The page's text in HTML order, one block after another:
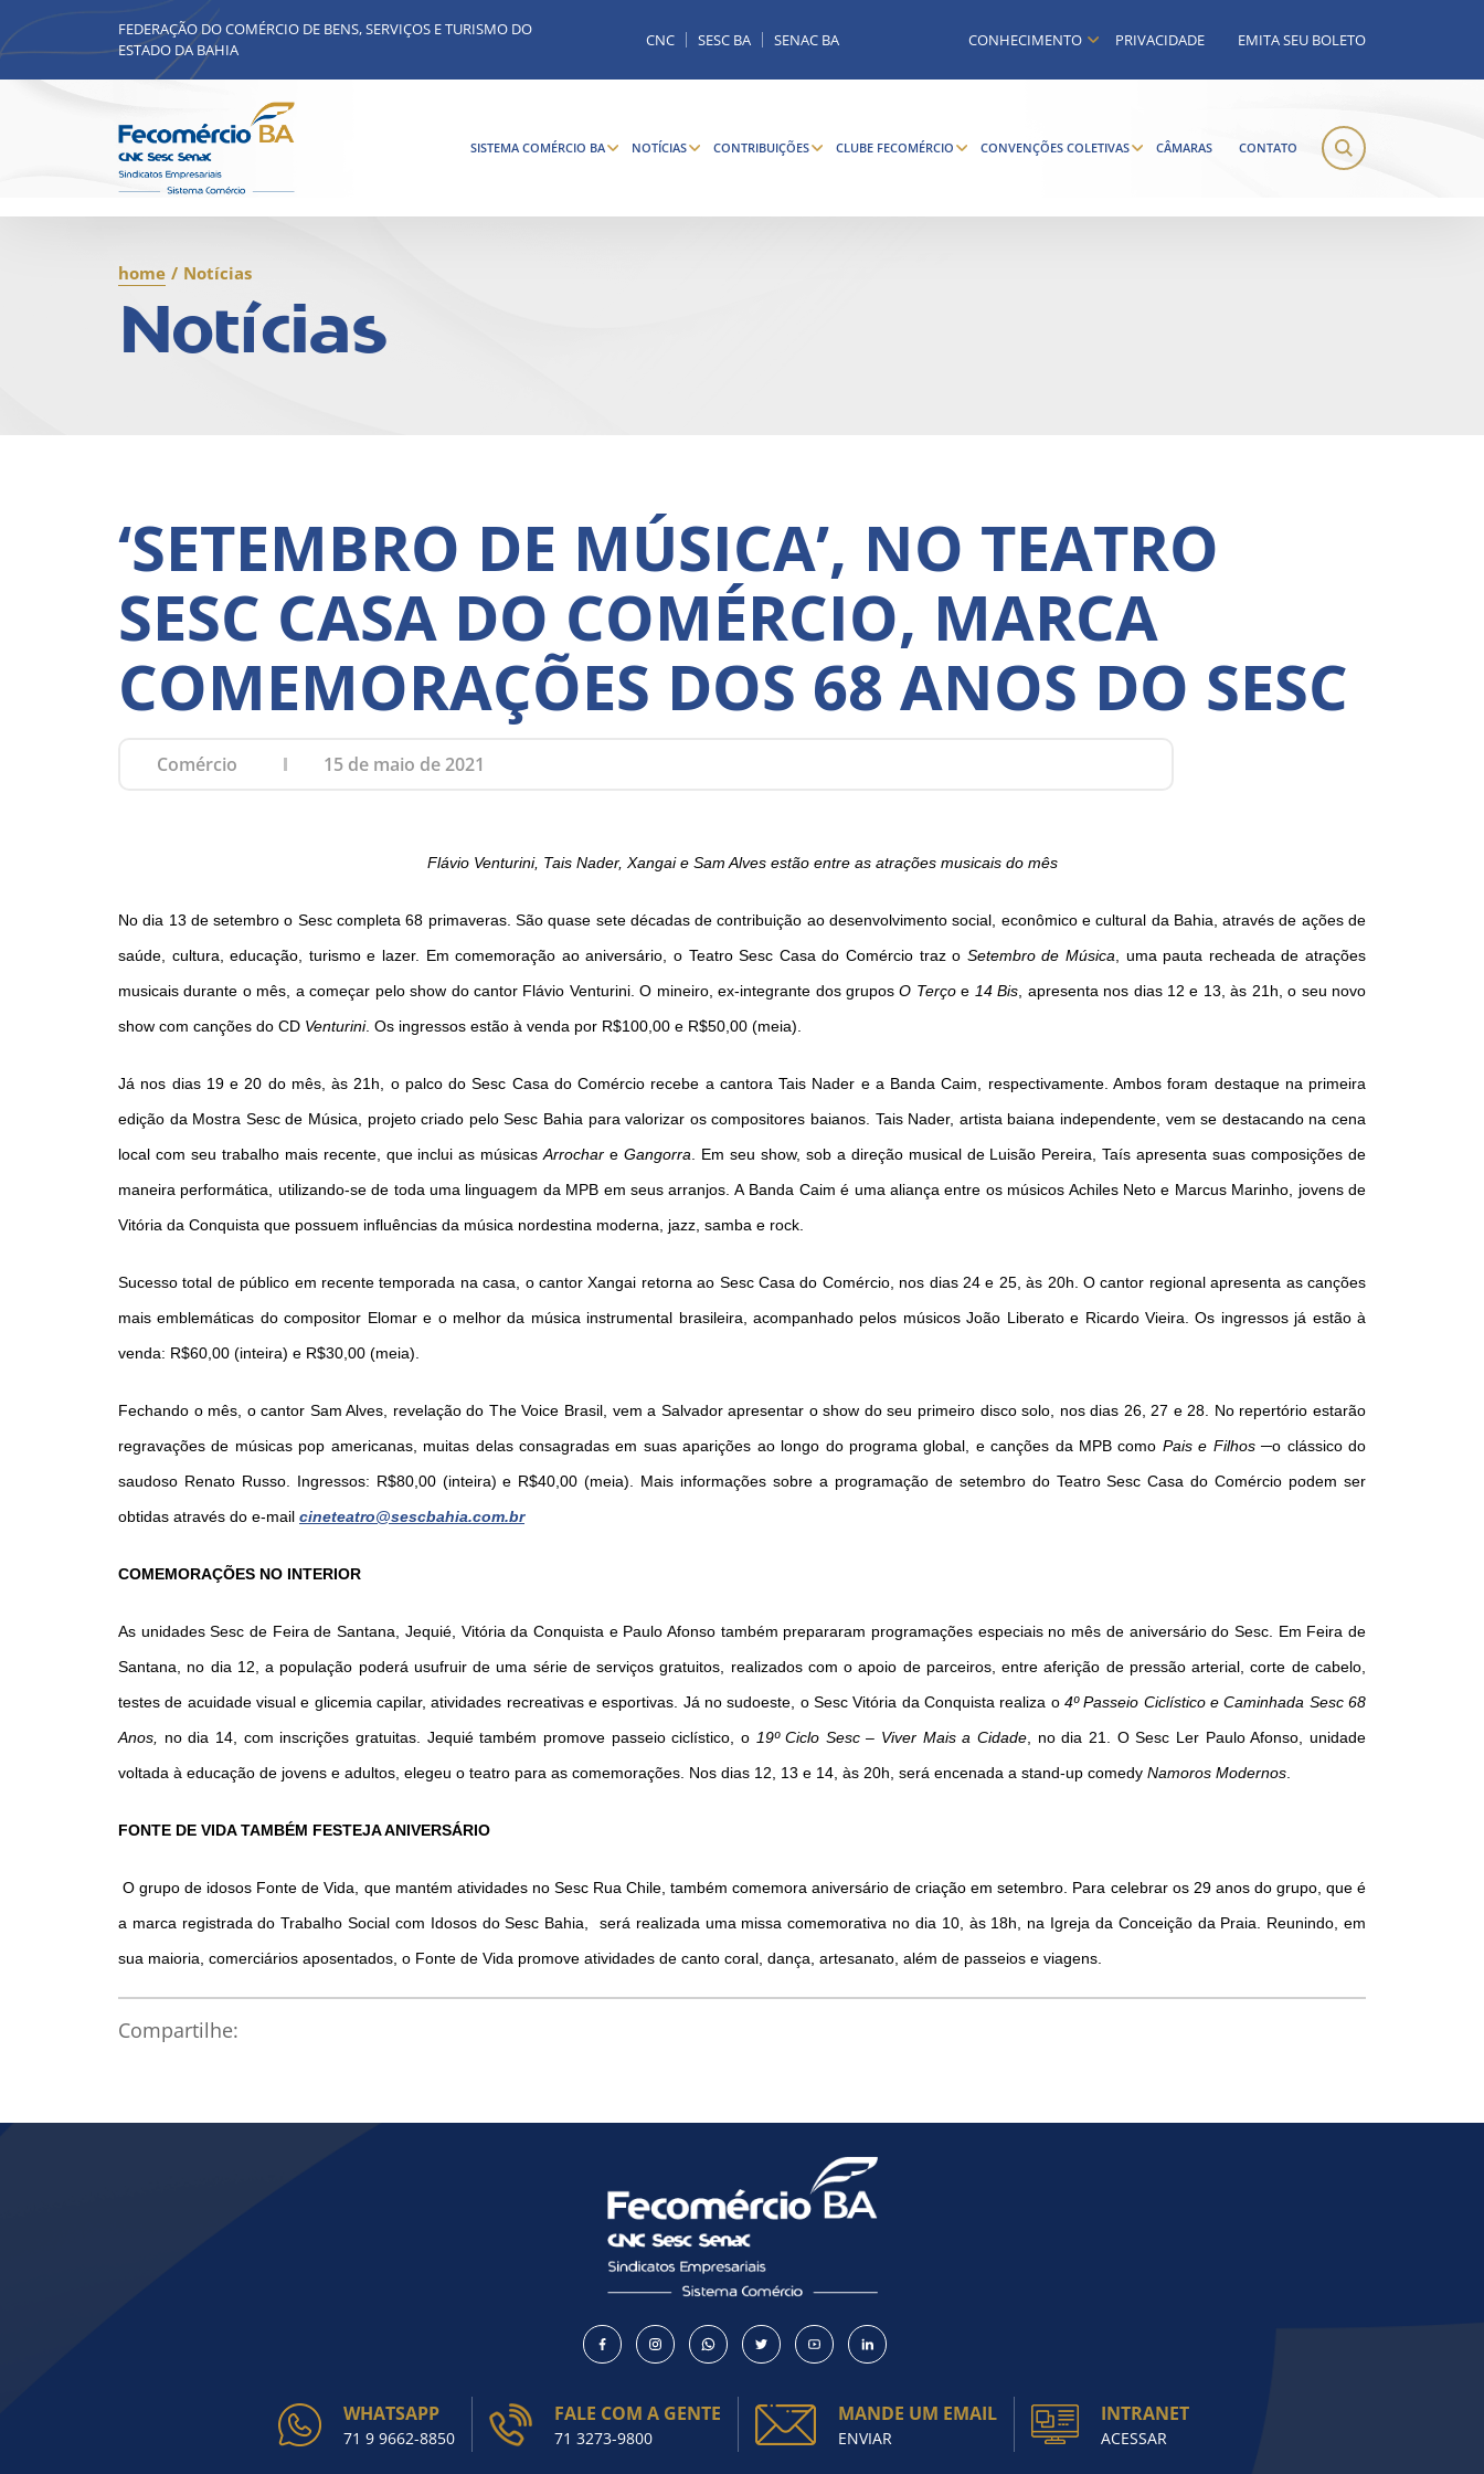
FEDERAÇÃO DO COMÉRCIO DE BENS, SERVIÇOS E TURISMO DO
ESTADO DA BAHIA
CNC SESC BA SENAC BA CONHECIMENTO PRIVACIDADE EMITA SEU BOLETO
SISTEMA COMÉRCIO BA NOTÍCIAS CONTRIBUIÇÕES CLUBE FECOMÉRCIO CONVENÇÕES COLETIVAS CÂMARAS CONTATO
home / Notícias
Notícias
‘SETEMBRO DE MÚSICA’, NO TEATRO
SESC CASA DO COMÉRCIO, MARCA
COMEMORAÇÕES DOS 68 ANOS DO SESC
Comércio 15 de maio de 2021
Flávio Venturini, Tais Nader, Xangai e Sam Alves estão entre as atrações musicais do mês
No dia 13 de setembro o Sesc completa 68 primaveras. São quase sete décadas de contribuição ao desenvolvimento social, econômico e cultural da Bahia, através de ações de
saúde, cultura, educação, turismo e lazer. Em comemoração ao aniversário, o Teatro Sesc Casa do Comércio traz o Setembro de Música , uma pauta recheada de atrações
musicais durante o mês, a começar pelo show do cantor Flávio Venturini. O mineiro, ex-integrante dos gruposO Terçoe 14 Bis , apresenta nos dias 12 e 13, às 21h, o seu novo
show com canções do CD Venturini. Os ingressos estão à venda por R$100,00 e R$50,00 (meia).
Já nos dias 19 e 20 do mês, às 21h, o palco do Sesc Casa do Comércio recebe a cantora Tais Nader e a Banda Caim , respectivamente. Ambos foram destaque na primeira
edição da Mostra Sesc de Música, projeto criado pelo Sesc Bahia para valorizar os compositores baianos. Tais Nader, artista baiana independente, vem se destacando na cena
local com seu trabalho mais recente, que inclui as músicasArrochar eGangorra . Em seu show, sob a direção musical de Luisão Pereira, Taís apresenta suas composições de
maneira performática, utilizando-se de toda uma linguagem da MPB em seus arranjos. A Banda Caim é uma aliança entre os músicos Achiles Neto e Marcus Marinho, jovens de
Vitória da Conquista que possuem influências da música nordestina moderna, jazz, samba e rock.
Sucesso total de público em recente temporada na casa, o cantor Xangai retorna ao Sesc Casa do Comércio, nos dias 24 e 25, às 20h. O cantor regional apresenta as canções
mais emblemáticas do compositor Elomar e o melhor da música instrumental brasileira, acompanhado pelos músicos João Liberato e Ricardo Vieira. Os ingressos já estão à
venda: R$60,00 (inteira) e R$30,00 (meia).
Fechando o mês, o cantor Sam Alves, revelação do The Voice Brasil, vem a Salvador apresentar o show do seu primeiro disco solo, nos dias 26, 27 e 28. No repertório estarão
regravações de músicas pop americanas, muitas delas consagradas em suas aparições ao longo do programa global, e canções da MPB como Pais e Filhos─o clássico do
saudoso Renato Russo. Ingressos: R$80,00 (inteira) e R$40,00 (meia). Mais informações sobre a programação de setembro do Teatro Sesc Casa do Comércio podem ser
obtidas através do e-mail cineteatro@sescbahia.com.br
COMEMORAÇÕES NO INTERIOR
As unidades Sesc de Feira de Santana, Jequié, Vitória da Conquista e Paulo Afonso também prepararam programações especiais no mês de aniversário do Sesc. Em Feira de
Santana, no dia 12, a população poderá usufruir de uma série de serviços gratuitos, realizados com o apoio de parceiros, entre aferição de pressão arterial, corte de cabelo,
testes de acuidade visual e glicemia capilar, atividades recreativas e esportivas. Já no sudoeste, o Sesc Vitória da Conquista realiza o 4º Passeio Ciclístico e Caminhada Sesc 68
Anos, no dia 14, com inscrições gratuitas. Jequié também promove passeio ciclístico, o 19º Ciclo Sesc – Viver Mais a Cidade , no dia 21. O Sesc Ler Paulo Afonso, unidade
voltada à educação de jovens e adultos, elegeu o teatro para as comemorações. Nos dias 12, 13 e 14, às 20h, será encenada a stand-up comedy Namoros Modernos
FONTE DE VIDA TAMBÉM FESTEJA ANIVERSÁRIO
O grupo de idosos Fonte de Vida, que mantém atividades no Sesc Rua Chile, também comemora aniversário de criação em setembro. Para celebrar os 29 anos do grupo, que é
a marca registrada do Trabalho Social com Idosos do Sesc Bahia, será realizada uma missa comemorativa no dia 10, às 18h, na Igreja da Conceição da Praia. Reunindo, em
sua maioria, comerciários aposentados, o Fonte de Vida promove atividades de canto coral, dança, artesanato, além de passeios e viagens.
Compartilhe:
WHATSAPP
71 9 9662-8850
FALE COM A GENTE
71 3273-9800
MANDE UM EMAIL
ENVIAR
INTRANET
ACESSAR